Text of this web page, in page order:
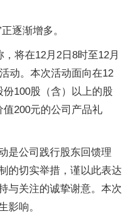
逐渐增多。
将在12月2日8时至12月
动。本次活动面向在12
100股（含）以上的股
200元的公司产品礼
是公司践行股东回馈理
的切实举措，谨以此表达
与关注的诚挚谢意。本次
影响。